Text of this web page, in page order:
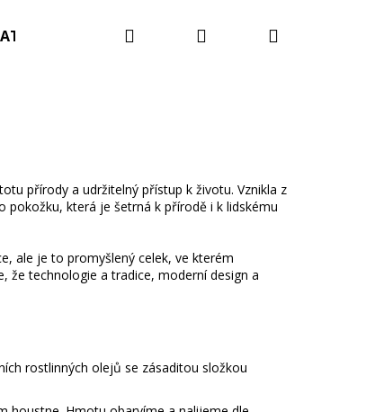
Kontakty Hodnocení
Hledat PřihlášeníNákupní
přírody a udržitelný přístup k životu. Vznikla z
pokožku, která je šetrná k přírodě i k lidskému
ale je to promyšlený celek, ve kterém
že technologie a tradice, moderní design a
rostlinných olejů se zásaditou složkou
MIX VŮNÍ 25